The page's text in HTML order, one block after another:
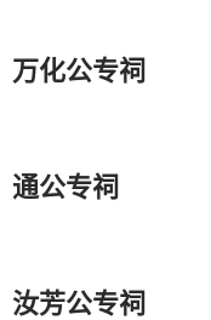
万化公专祠
通公专祠
汝芳公专祠